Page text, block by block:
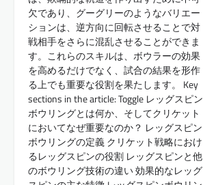
欠であり、グーグリーのようなバリエー
ションは、逆方向に回転させることで対
戦相手をさらに混乱させることができま
す。これらのスキルは、ボウラーの効果
を高めるだけでなく、試合の結果を形作
る上でも重要な役割を果たします。 Key
sections in the article: Toggle レッグスピン
ボウリングとは何か、そしてクリケット
においてなぜ重要なのか？ レッグスピン
ボウリングの定義 クリケット戦略におけ
るレッグスピンの役割 レッグスピンと他
のボウリング技術の違い 効果的なレッグ